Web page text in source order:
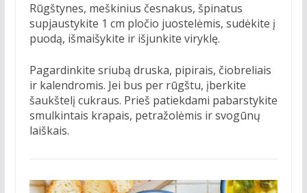
Rūgštynes, meškinius česnakus, špinatus
supjaustykite 1 cm pločio juostelėmis, sudėkite į
puodą, išmaišykite ir išjunkite viryklę.
Pagardinkite sriubą druska, pipirais, čiobreliais
ir kalendromis. Jei bus per rūgštu, įberkite
šaukštelį cukraus. Prieš patiekdami pabarstykite
smulkintais krapais, petražolėmis ir svogūnų
laiškais.